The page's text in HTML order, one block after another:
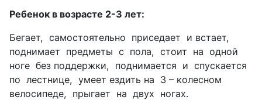
Ребенок в возрасте 2-3 лет:
Бегает, самостоятельно приседает и встает,
поднимает предметы с пола, стоит на одной
ноге без поддержки, поднимается и спускается
по лестнице, умеет ездить на 3 – колесном
велосипеде, прыгает на двух ногах.